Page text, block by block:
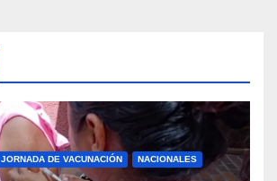
JORNADA DE VACUNACIÓN
NACIONALES